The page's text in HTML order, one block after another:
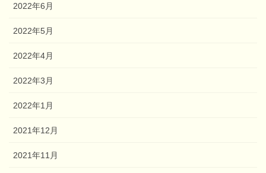
2022年6月
2022年5月
2022年4月
2022年3月
2022年1月
2021年12月
2021年11月